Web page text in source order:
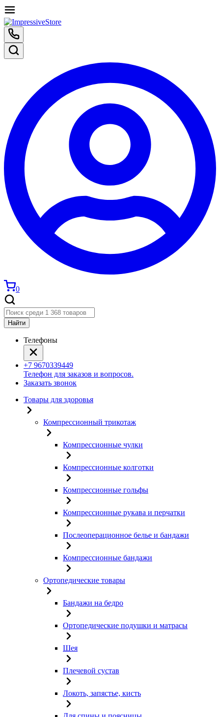
0
Найти
Телефоны
+7 9670339449
Телефон для заказов и вопросов.
Заказать звонок
Товары для здоровья
Компрессионный трикотаж
Компрессионные чулки
Компрессионные колготки
Компрессионные гольфы
Компрессионные рукава и перчатки
Послеоперационное белье и бандажи
Компрессионные бандажи
Ортопедические товары
Бандажи на бедро
Ортопедические подушки и матрасы
Шея
Плечевой сустав
Локоть, запястье, кисть